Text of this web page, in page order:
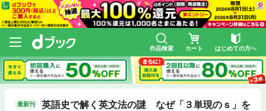
作品検索 カート はじめての方へ
最新刊
英語史で解く英文法の謎 なぜ「３単現のｓ」を